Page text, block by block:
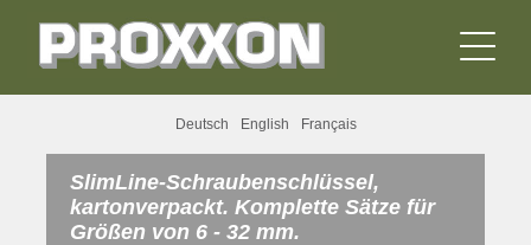
Deutsch English Français
SlimLine-Schraubenschlüssel,
kartonverpackt. Komplette Sätze für
Größen von 6 - 32 mm.